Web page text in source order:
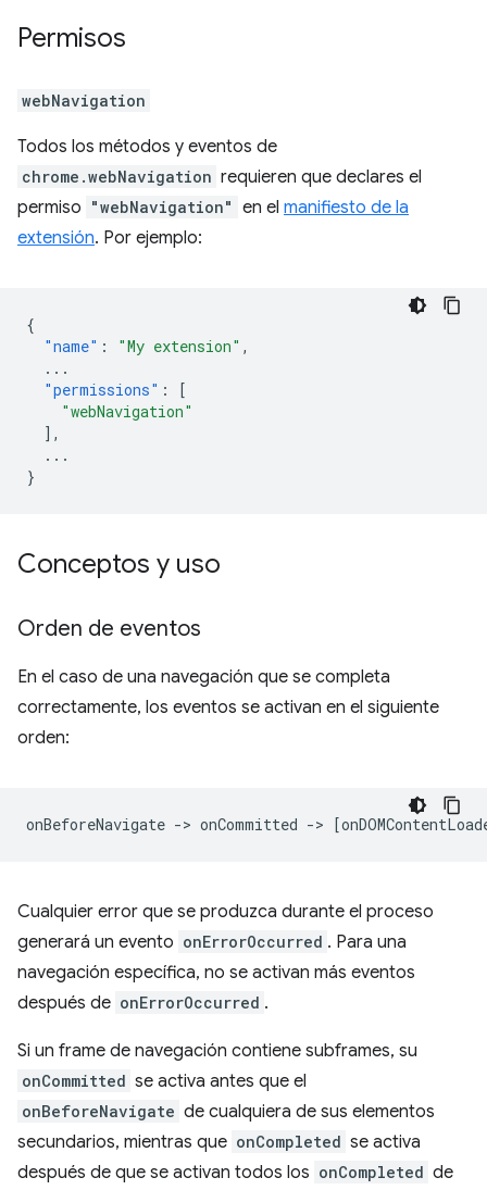
Permisos
webNavigation
Todos los métodos y eventos de
chrome.webNavigation requieren que declares el
permiso "webNavigation" en el manifiesto de la
extensión. Por ejemplo:
{
"name" : "My extension" ,
...
"permissions" :
[
"webNavigation"
],
...
}
Conceptos y uso
Orden de eventos
En el caso de una navegación que se completa
correctamente, los eventos se activan en el siguiente
orden:
Cualquier error que se produzca durante el proceso
generará un evento onErrorOccurred . Para una
navegación específica, no se activan más eventos
después de onErrorOccurred .
Si un frame de navegación contiene subframes, su
onCommitted se activa antes que el
onBeforeNavigate de cualquiera de sus elementos
secundarios, mientras que onCompleted se activa
después de que se activan todos los onCompleted de